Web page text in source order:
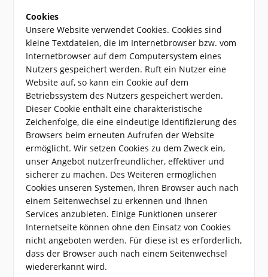
Cookies
Unsere Website verwendet Cookies. Cookies sind
kleine Textdateien, die im Internetbrowser bzw. vom
Internetbrowser auf dem Computersystem eines
Nutzers gespeichert werden. Ruft ein Nutzer eine
Website auf, so kann ein Cookie auf dem
Betriebssystem des Nutzers gespeichert werden.
Dieser Cookie enthält eine charakteristische
Zeichenfolge, die eine eindeutige Identifizierung des
Browsers beim erneuten Aufrufen der Website
ermöglicht. Wir setzen Cookies zu dem Zweck ein,
unser Angebot nutzerfreundlicher, effektiver und
sicherer zu machen. Des Weiteren ermöglichen
Cookies unseren Systemen, Ihren Browser auch nach
einem Seitenwechsel zu erkennen und Ihnen
Services anzubieten. Einige Funktionen unserer
Internetseite können ohne den Einsatz von Cookies
nicht angeboten werden. Für diese ist es erforderlich,
dass der Browser auch nach einem Seitenwechsel
wiedererkannt wird.